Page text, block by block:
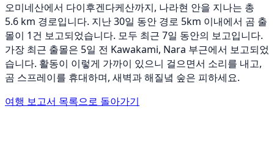
오미네산에서 다이후겐다케산까지, 나라현 안을 지나는 총
5.6 km 경로입니다. 지난 30일 동안 경로 5km 이내에서 곰 출
몰이 1건 보고되었습니다. 모두 최근 7일 동안의 보고입니다.
가장 최근 출몰은 5일 전 Kawakami, Nara 부근에서 보고되었
습니다. 활동이 이렇게 가까이 있으니 걸으면서 소리를 내고,
곰 스프레이를 휴대하며, 새벽과 해질녘 숲은 피하세요.
여행 보고서 목록으로 돌아가기